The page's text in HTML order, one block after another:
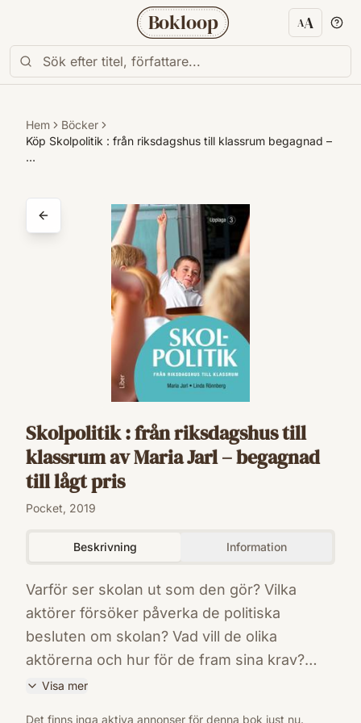
Bokloop AA
Hem
Böcker
Köp Skolpolitik : från riksdagshus till klassrum begagnad –
…
Skolpolitik : från riksdagshus till
klassrum av Maria Jarl – begagnad
till lågt pris
Pocket, 2019
Beskrivning Information
Varför ser skolan ut som den gör? Vilka
aktörer försöker påverka de politiska
besluten om skolan? Vad vill de olika
aktörerna och hur för de fram sina krav?
Den här boken skildrar det politiska spelet
Visa mer
Det finns inga aktiva annonser för denna bok just nu.